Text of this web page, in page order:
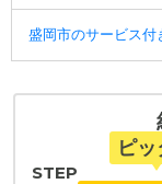
幅広い選択肢
ことができま
たとえば「カ
「夫婦入居可
医療・看護体
盛岡市のサービス付
ピッ
STEP